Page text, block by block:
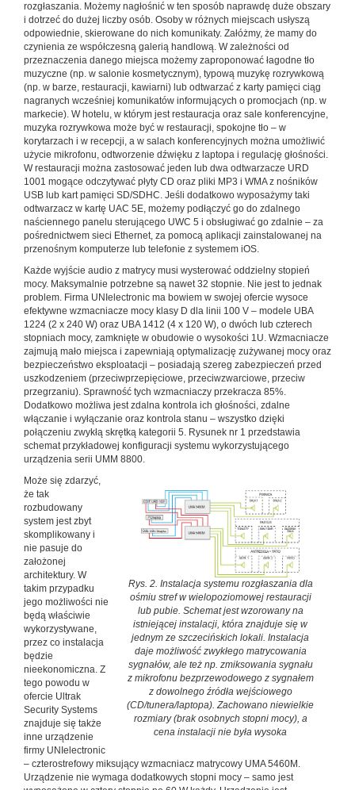
rozgłaszania. Możemy nagłośnić w ten sposób naprawdę duże obszary
i dotrzeć do dużej liczby osób. Osoby w różnych miejscach usłyszą
odpowiednie, skierowane do nich komunikaty. Załóżmy, że mamy do
czynienia ze współczesną galerią handlową. W zależności od
przeznaczenia danego miejsca możemy zaproponować łagodne tło
muzyczne (np. w salonie kosmetycznym), typową muzykę rozrywkową
(np. w barze, restauracji, kawiarni) lub odtwarzać z karty pamięci ciąg
nagranych wcześniej komunikatów informujących o promocjach (np. w
markecie). W hotelu, w którym jest restauracja oraz sale konferencyjne,
muzyka rozrywkowa może być w restauracji, spokojne tło – w
korytarzach i w recepcji, a w salach konferencyjnych można umożliwić
użycie mikrofonu, odtworzenie dźwięku z laptopa i regulację głośności.
W restauracji można zastosować jeden lub dwa odtwarzacze URD
1001 mogące odczytywać płyty CD oraz pliki MP3 i WMA z nośników
USB lub kart pamięci SD/SDHC. Jeśli dodatkowo wyposażymy taki
odtwarzacz w kartę UAC 5E, możemy podłączyć go do zdalnego
naściennego panelu sterującego UWC 5 i obsługiwać go zdalnie – za
pośrednictwem sieci Ethernet, za pomocą aplikacji zainstalowanej na
przenośnym komputerze lub telefonie z systemem iOS.
Każde wyjście audio z matrycy musi wysterować oddzielny stopień
mocy. Maksymalnie potrzebne są nawet 32 stopnie. Nie jest to jednak
problem. Firma UNIelectronic ma bowiem w swojej ofercie wysoce
efektywne wzmacniacze mocy klasy D dla linii 100 V – modele UBA
1224 (2 x 240 W) oraz UBA 1412 (4 x 120 W), o dwóch lub czterech
stopniach mocy, zamknięte w obudowie o wysokości 1U. Wzmacniacze
zajmują mało miejsca i zapewniają optymalizację zużywanej mocy oraz
bezpieczeństwo eksploatacji – posiadają szereg zabezpieczeń przed
uszkodzeniem (przeciwprzepięciowe, przeciwzwarciowe, przeciw
przegrzaniu). Sprawność tych wzmacniaczy przekracza 85%.
Dodatkowo możliwa jest zdalna kontrola ich głośności, zdalne
włączanie i wyłączanie oraz kontrola stanu – wszystko dzięki
połączeniu zwykłą skrętką kategorii 5. Rysunek nr 1 przedstawia
schemat przykładowej konfiguracji systemu wykorzystującego
urządzenia serii UMM 8800.
Rys. 2. Instalacja systemu rozgłaszania dla
ośmiu stref w wielopoziomowej restauracji
lub pubie. Schemat jest wzorowany na
istniejącej instalacji, która znajduje się w
jednym ze szczecińskich lokali. Instalacja
daje możliwość zwykłego matrycowania
sygnałów, ale też np. zmiksowania sygnału
z mikrofonu bezprzewodowego z sygnałem
z dowolnego źródła wejściowego
(CD/tunera/laptopa). Zachowano niewielkie
rozmiary (brak osobnych stopni mocy), a
cena instalacji nie była wysoka
Może się zdarzyć,
że tak
rozbudowany
system jest zbyt
skomplikowany i
nie pasuje do
założonej
architektury. W
takim przypadku
jego możliwości nie
będą właściwie
wykorzystywane,
przez co instalacja
będzie
nieekonomiczna. Z
tego powodu w
ofercie Ultrak
Security Systems
znajduje się także
inne urządzenie
firmy UNIelectronic
– czterostrefowy miksujący wzmacniacz matrycowy UMA 5460M.
Urządzenie nie wymaga dodatkowych stopni mocy – samo jest